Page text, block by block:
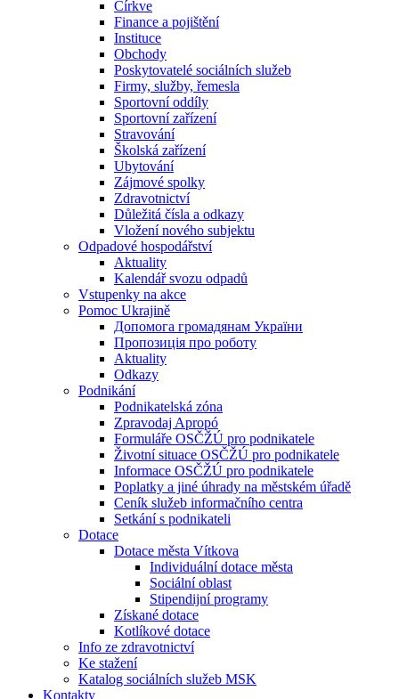
Církve
Finance a pojištění
Instituce
Obchody
Poskytovatelé sociálních služeb
Firmy, služby, řemesla
Sportovní oddíly
Sportovní zařízení
Stravování
Školská zařízení
Ubytování
Zájmové spolky
Zdravotnictví
Důležitá čísla a odkazy
Vložení nového subjektu
Odpadové hospodářství
Aktuality
Kalendář svozu odpadů
Vstupenky na akce
Pomoc Ukrajině
Допомога громадянам України
Пропозиція про роботу
Aktuality
Odkazy
Podnikání
Podnikatelská zóna
Zpravodaj Apropó
Formuláře OSČŽÚ pro podnikatele
Životní situace OSČŽÚ pro podnikatele
Informace OSČŽÚ pro podnikatele
Poplatky a jiné úhrady na městském úřadě
Ceník služeb informačního centra
Setkání s podnikateli
Dotace
Dotace města Vítkova
Individuální dotace města
Sociální oblast
Stipendijní programy
Získané dotace
Kotlíkové dotace
Info ze zdravotnictví
Ke stažení
Katalog sociálních služeb MSK
Kontakty